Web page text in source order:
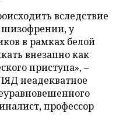
вследствие
шизофрении, у
в рамках белой
внезапно как
приступа», –
неадекватное
профессор